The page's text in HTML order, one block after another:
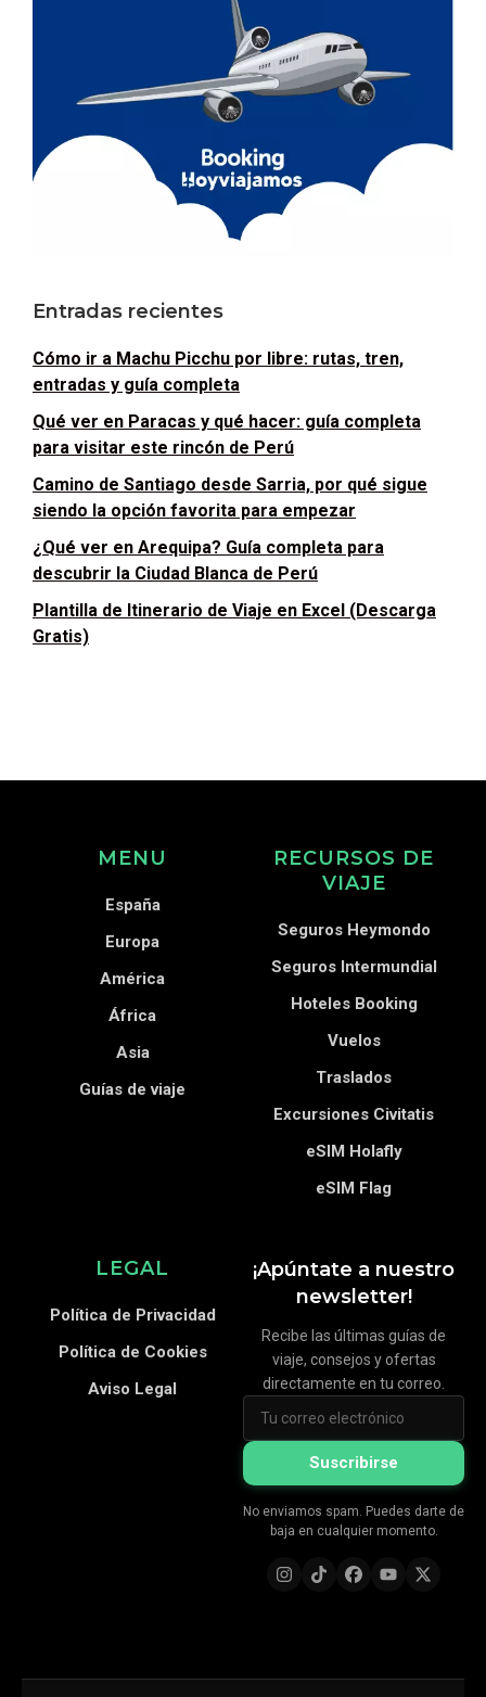
Entradas recientes
Cómo ir a Machu Picchu por libre: rutas, tren,
entradas y guía completa
Qué ver en Paracas y qué hacer: guía completa
para visitar este rincón de Perú
Camino de Santiago desde Sarria, por qué sigue
siendo la opción favorita para empezar
¿Qué ver en Arequipa? Guía completa para
descubrir la Ciudad Blanca de Perú
Plantilla de Itinerario de Viaje en Excel (Descarga
Gratis)
¡Apúntate a nuestro
newsletter!
Recibe las últimas guías de
viaje, consejos y ofertas
directamente en tu correo.
Suscribirse
No enviamos spam. Puedes darte de
baja en cualquier momento.
MENU
España
Europa
América
África
Asia
Guías de viaje
RECURSOS DE
VIAJE
Seguros Heymondo
Seguros Intermundial
Hoteles Booking
Vuelos
Traslados
Excursiones Civitatis
eSIM Holafly
eSIM Flag
LEGAL
Política de Privacidad
Política de Cookies
Aviso Legal